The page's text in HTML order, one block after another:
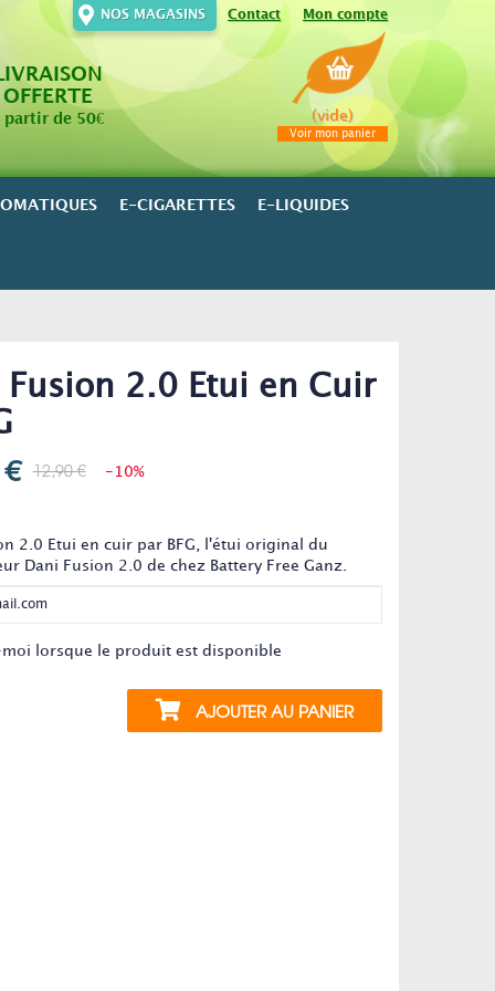
Mon compte
Contact
NOS MAGASINS
OFFERTE
partir de 50€ (vide)
Voir mon panier
E-CIGARETTES E-LIQUIDES
Fusion 2.0 Etui en Cuir
12,90 € -10%
2.0 Etui en cuir par BFG, l'étui original du
Dani Fusion 2.0 de chez Battery Free Ganz.
moi lorsque le produit est disponible
AJOUTER AU PANIER